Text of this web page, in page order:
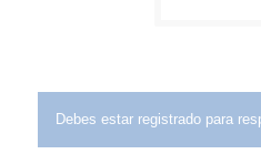
Debes estar registrado para